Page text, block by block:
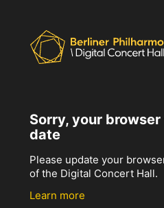
Sorry, your
date
Please update your
of the Digital Concert Hall.
Learn more